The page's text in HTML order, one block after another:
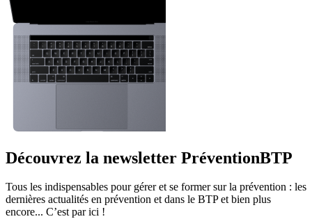
Découvrez la newsletter PréventionBTP
Tous les indispensables pour gérer et se former sur la prévention : les
dernières actualités en prévention et dans le BTP et bien plus
encore... C’est par ici !